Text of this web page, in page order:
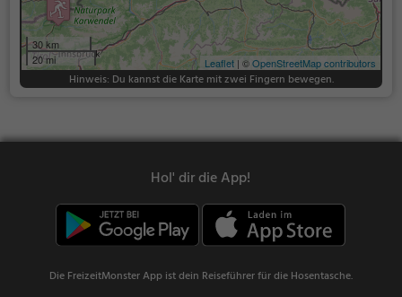
30 km
20 mi
Leaflet | ©OpenStreetMap contributors
Hinweis: Du kannst die Karte mit zwei Fingern bewegen.
Hol' dir die App!
Die FreizeitMonster App ist dein Reiseführer für die Hosentasche.